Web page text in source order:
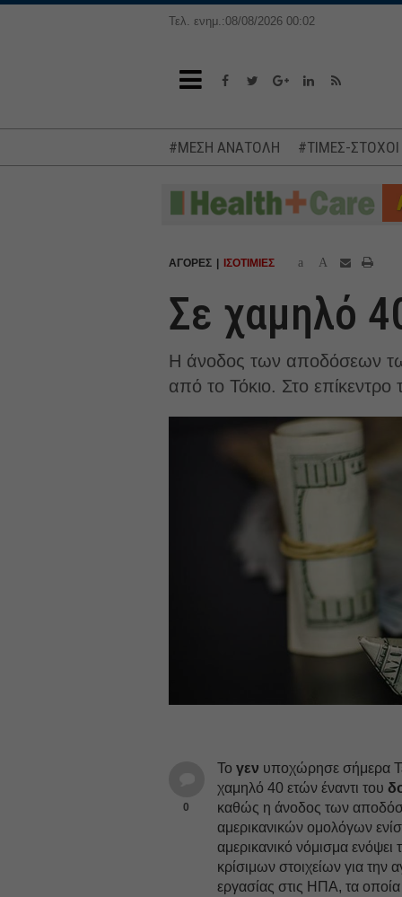
Τελ. ενημ.:08/08/2026 00:02
#ΜΕΣΗ ΑΝΑΤΟΛΗ #ΤΙΜΕΣ-
ΑΓΟΡΕΣ ΙΣΟΤΙΜΙΕΣ a A
Σε χαμηλό
Η άνοδος των αποδόσεων
από το Τόκιο. Στο επίκεντρο
0
Τογεν υποχώρησε σήμερα
χαμηλό 40 ετών έναντι του
καθώς η άνοδος των
αμερικανικών ομολόγων
αμερικανικό νόμισμα ενόψει
κρίσιμων στοιχείων για την
εργασίας στις ΗΠΑ, τα οποία